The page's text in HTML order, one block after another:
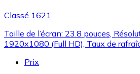
Classé 1621
Taille de l’écran: 23.8 pouces,
1920x1080 (Full HD), Taux de
Prix